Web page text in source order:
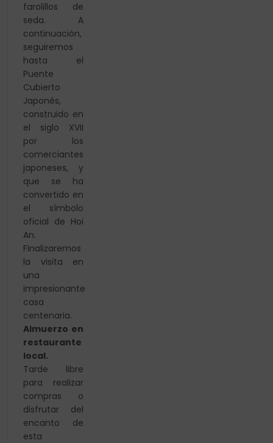
farolillos de
seda. A
continuación,
seguiremos
hasta el
Puente
Cubierto
Japonés,
construido en
el siglo XVII
por los
comerciantes
japoneses, y
que se ha
convertido en
el símbolo
oficial de Hoi
An.
Finalizaremos
la visita en
una
impresionante
casa
centenaria.
Almuerzo en
restaurante
local.
Tarde libre
para realizar
compras o
disfrutar del
encanto de
esta